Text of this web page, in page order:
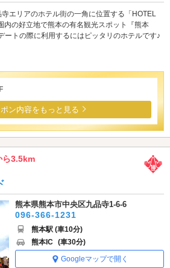
エリアのホテル街の一角に位置する「HOTEL
内の好立地で熊本の有名観光スポット『熊本
ートの際に利用するにはピッタリのホテルです♪
ン内容をもっと見る
ら3.5km
熊本県熊本市中央区九品寺1-6-6
096-366-1231
熊本駅 (車10分)
熊本IC (車30分)
Googleマップで開く